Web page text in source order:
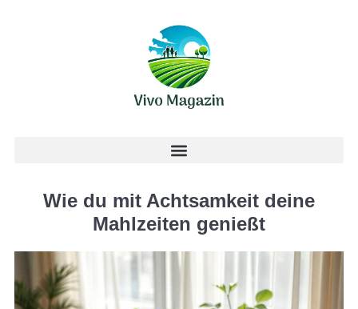
Wie du mit Achtsamkeit deine
Mahlzeiten genießt